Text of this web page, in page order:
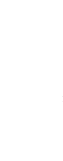
（
（
（
第
（
（